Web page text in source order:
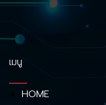
เมนู
HOME